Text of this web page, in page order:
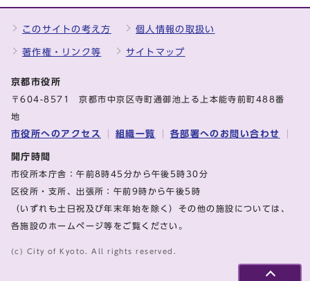
このサイトの考え方 個人情報の取扱い
著作権・リンク等 サイトマップ
京都市役所
〒604-8571 京都市中京区寺町通御池上る上本能寺前町488番
地
市役所へのアクセス 組織一覧 各部署へのお問い合わせ
開庁時間
市役所本庁舎：午前8時45分から午後5時30分
区役所・支所、出張所：午前9時から午後5時
（いずれも土日祝及び年末年始を除く）その他の施設については、
各施設のホームページ等をご覧ください。
(c) City of Kyoto. All rights reserved.